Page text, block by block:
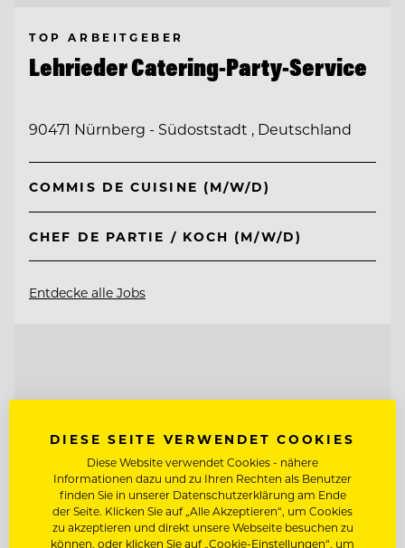
TOP ARBEITGEBER
Lehrieder Catering-Party-Service
90471 Nürnberg - Südoststadt , Deutschland
COMMIS DE CUISINE (M/W/D)
CHEF DE PARTIE / KOCH (M/W/D)
Entdecke alle Jobs
DIESE SEITE VERWENDET COOKIES
Diese Website verwendet Cookies - nähere
Informationen dazu und zu Ihren Rechten als Benutzer
finden Sie in unserer Datenschutzerklärung am Ende
der Seite. Klicken Sie auf „Alle Akzeptieren“, um Cookies
zu akzeptieren und direkt unsere Webseite besuchen zu
können, oder klicken Sie auf „Cookie-Einstellungen“, um